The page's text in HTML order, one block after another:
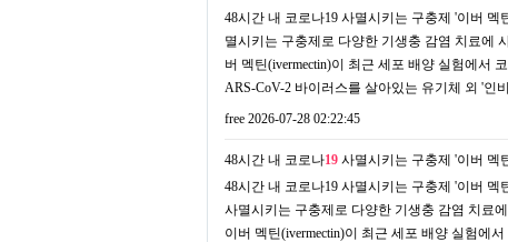
48시간 내 코로나19 사멸시키는 구충제 '이버 멕
멸시키는 구충제로 다양한 기생충 감염 치료에
버 멕틴(ivermectin)이 최근 세포 배양 실험에서
ARS-CoV-2 바이러스를 살아있는 유기체 외 '인
free 2026-07-28 02:22:45
48시간 내 코로나19 사멸시키는 구충제 '이버 멕
48시간 내 코로나19 사멸시키는 구충제 '이버 멕
사멸시키는 구충제로 다양한 기생충 감염 치료
이버 멕틴(ivermectin)이 최근 세포 배양 실험에